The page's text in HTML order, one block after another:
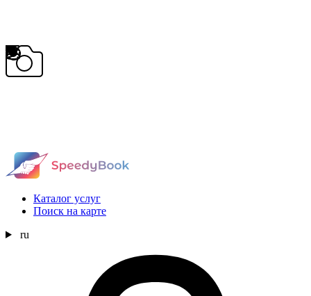
Каталог услуг
Поиск на карте
ru